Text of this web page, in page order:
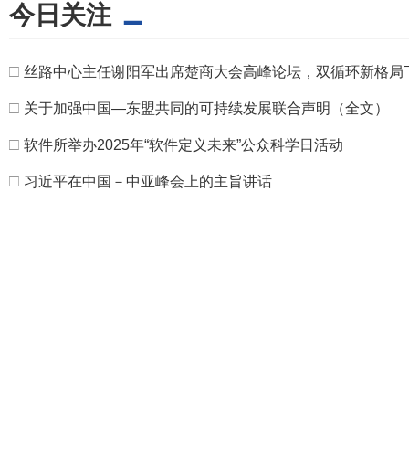
今日关注
□ 丝路中心主任谢阳军出席楚商大会高峰论坛，双循环新格
□ 关于加强中国—东盟共同的可持续发展联合声明（全文）
□ 软件所举办2025年“软件定义未来”公众科学日活动
□ 习近平在中国－中亚峰会上的主旨讲话